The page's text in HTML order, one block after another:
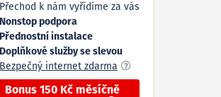
Přechod k nám vyřídíme za vás
Nonstop podpora
Přednostní instalace
Doplňkové služby se slevou
Bezpečný internet zdarma
Bonus 150 Kč měsíčně